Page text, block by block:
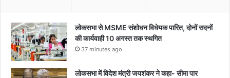
लोकसभा से MSME संशोधन विधेयक पारित, दोनों सदनों
की कार्यवाही 10 अगस्त तक स्थगित
37 minutes ago
लोकसभा में विदेश मंत्री जयशंकर ने कहा- सीमा पार